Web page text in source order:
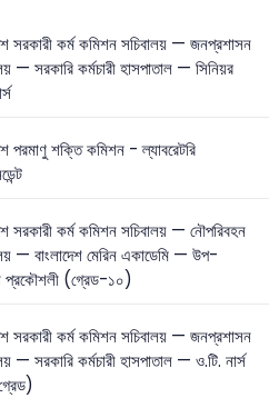
সরকারী কর্ম কমিশন সচিবালয় — জনপ্রশাসন
— সরকারি কর্মচারী হাসপাতাল — সিনিয়র
পরমাণু শক্তি কমিশন - ল্যাবরেটরি
সরকারী কর্ম কমিশন সচিবালয় — নৌপরিবহন
— বাংলাদেশ মেরিন একাডেমি — উপ-
প্রকৌশলী (গ্রেড-১০)
সরকারী কর্ম কমিশন সচিবালয় — জনপ্রশাসন
— সরকারি কর্মচারী হাসপাতাল — ও.টি. নার্স